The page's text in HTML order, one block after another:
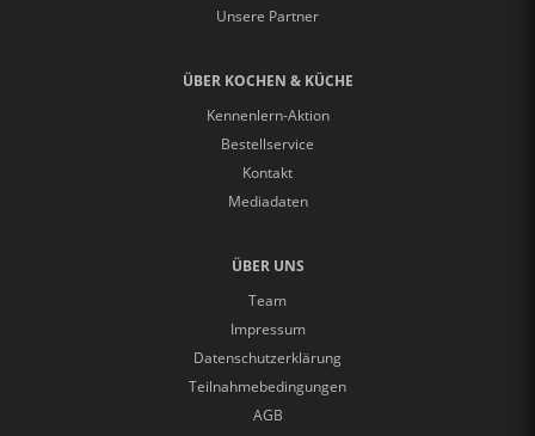
Unsere Partner
ÜBER KOCHEN & KÜCHE
Kennenlern-Aktion
Bestellservice
Kontakt
Mediadaten
ÜBER UNS
Team
Impressum
Datenschutzerklärung
Teilnahmebedingungen
AGB